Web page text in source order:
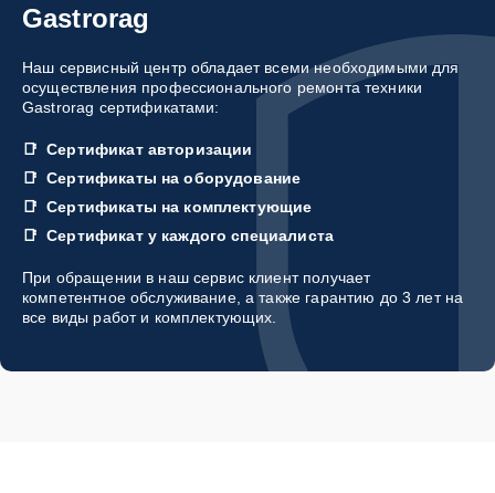
Gastrorag
Наш сервисный центр обладает всеми необходимыми для
осуществления профессионального ремонта техники
Gastrorag сертификатами:
Сертификат авторизации
Сертификаты на оборудование
Сертификаты на комплектующие
Сертификат у каждого специалиста
При обращении в наш сервис клиент получает
компетентное обслуживание, а также гарантию до 3 лет на
все виды работ и комплектующих.